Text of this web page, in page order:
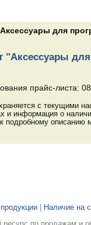
Аксессуары для
"Аксессуары
прайс-листа:
с текущими
и информация о
подробному описанию
Наличие на